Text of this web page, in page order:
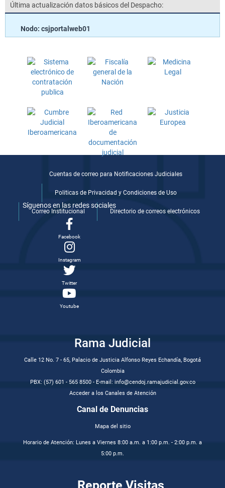
Última actualización datos básicos del Despacho:
Nodo: csjportalweb01
Cuentas de correo para Notificaciones Judiciales
Politicas de Privacidad y Condiciones de Uso
Correo Institucional Directorio de correos electrónicos
Síguenos en las redes sociales
Facebook
Instagram
Twitter
Youtube
Rama Judicial
Calle 12 No. 7 - 65, Palacio de Justicia Alfonso Reyes Echandía, Bogotá
Colombia
PBX: (57) 601 - 565 8500 - E-mail: info@cendoj.ramajudicial.gov.co
Acceder a los Canales de Atención
Canal de Denuncias
Mapa del sitio
Horario de Atención: Lunes a Viernes 8:00 a.m. a 1:00 p.m. - 2:00 p.m. a
5:00 p.m.